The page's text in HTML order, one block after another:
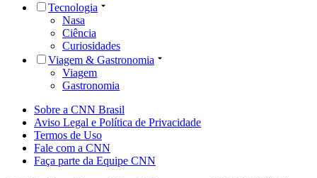
Tecnologia
Nasa
Ciência
Curiosidades
Viagem & Gastronomia
Viagem
Gastronomia
Sobre a CNN Brasil
Aviso Legal e Política de Privacidade
Termos de Uso
Fale com a CNN
Faça parte da Equipe CNN